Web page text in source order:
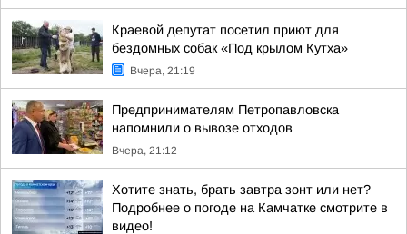
Краевой депутат посетил приют для
бездомных собак «Под крылом Кутха»
Вчера, 21:19
Предпринимателям Петропавловска
напомнили о вывозе отходов
Вчера, 21:12
Хотите знать, брать завтра зонт или нет?
Подробнее о погоде на Камчатке смотрите в
видео!